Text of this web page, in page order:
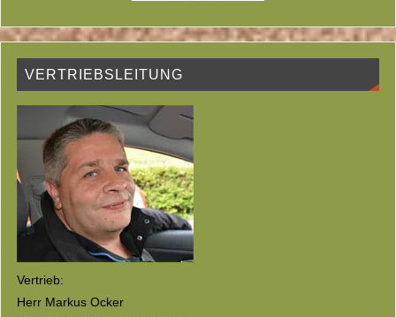
VERTRIEBSLEITUNG
Vertrieb:
Herr Markus Ocker